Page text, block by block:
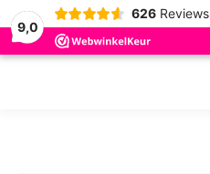
9,0
626 Reviews